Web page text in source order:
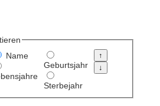
Name
Geburtsjahr
Sterbejahr